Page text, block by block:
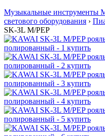
Музыкальные инструменты
светового оборудования ›
SK-3L M/PEP